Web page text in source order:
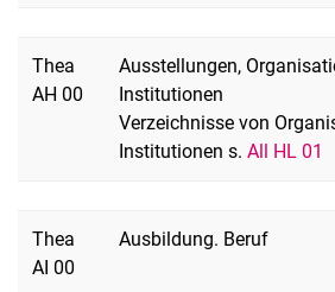
Thea
AH 00
Ausstellungen,
Institutionen
Verzeichnisse von
Institutionen s. All HL 01
Thea
AI 00
Ausbildung. Beruf